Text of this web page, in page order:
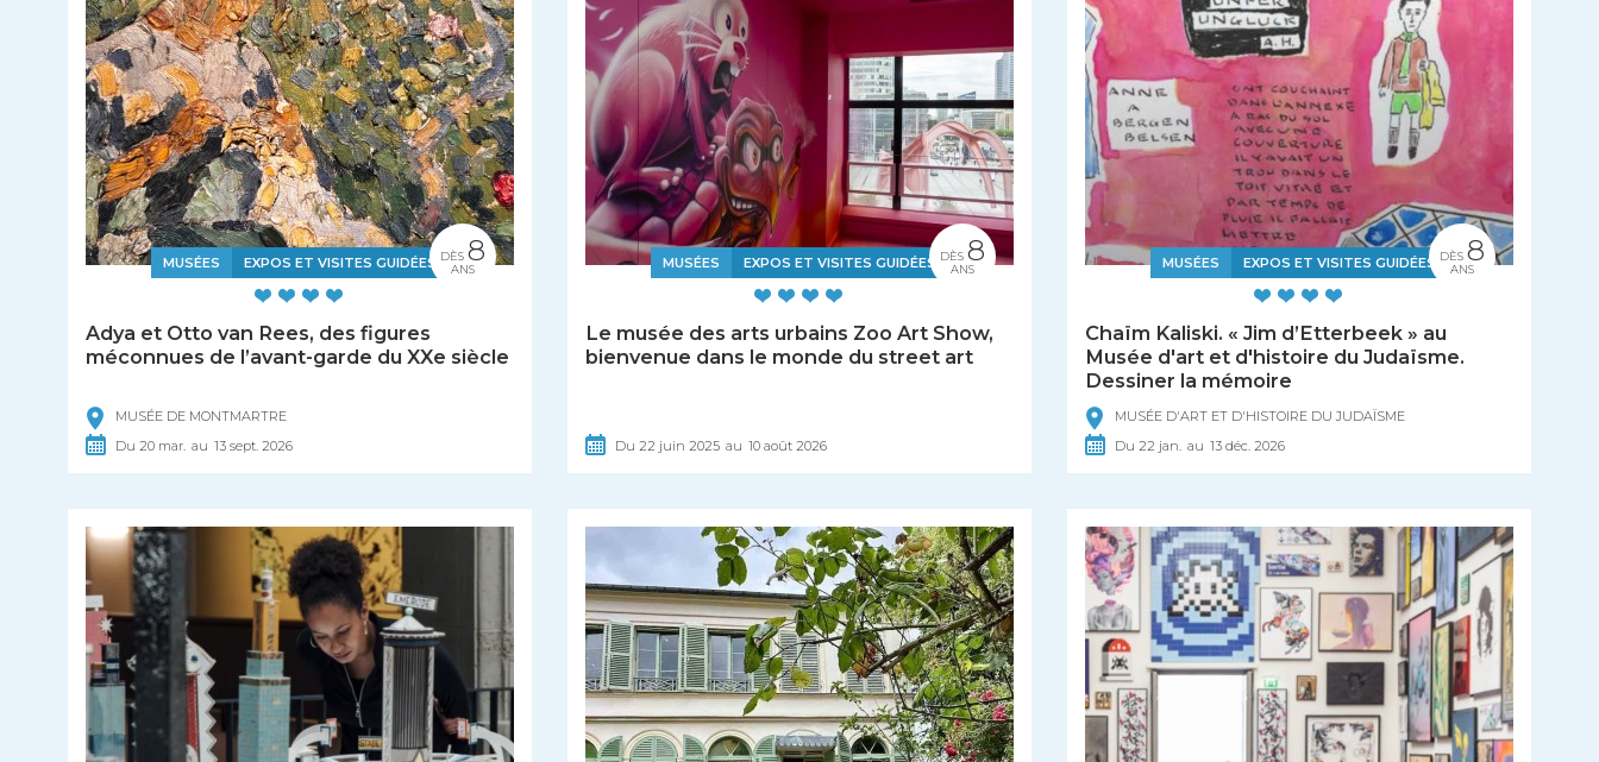
MUSÉES EXPOS ET VISITES GUIDÉES
Adya et Otto van Rees, des figures
méconnues de l’avant-garde du XXe siècle
MUSÉE DE MONTMARTRE
Du 20 mar. au 13 sept.2026
DÈS 8
ANS MUSÉES EXPOS ET VISITES GUIDÉES
Le musée des arts urbains Zoo Art Show,
bienvenue dans le monde du street art
Du 22 juin 2025 au 10 août2026
DÈS8
ANS MUSÉES EXPOS ET VISITES GUIDÉES
Chaïm Kaliski. « Jim d’Etterbeek » au
Musée d'art et d'histoire du Judaïsme.
Dessiner la mémoire
MUSÉE D'ART ET D'HISTOIRE DU JUDAÏSME
Du22 jan. au 13déc. 2026
DÈS8
ANS